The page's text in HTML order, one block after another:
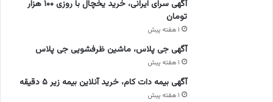
آگهی سرای ایرانی، خرید یخچال با روزی ۱۰۰ هزار
تومان
۱ هفته پیش
آگهی جی پلاس، ماشین ظرفشویی جی پلاس
۱ هفته پیش
آگهی بیمه دات کام، خرید آنلاین بیمه زیر ۵ دقیقه
۱ هفته پیش